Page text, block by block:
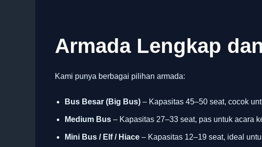
Armada Lengkap
Kami punya berbagai pilihan armada:
Bus Besar (Big Bus) – Kapasitas 45–50 seat, cocok
Medium Bus – Kapasitas 27–33 seat, pas untuk acara
Mini Bus / Elf / Hiace – Kapasitas 12–19 seat, ideal